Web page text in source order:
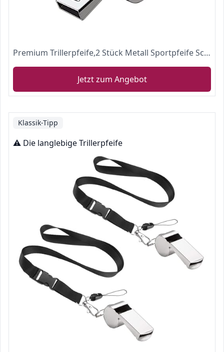
Premium Trillerpfeife,2 Stück Metall Sportpfeife Schiedsrichter pfeifen Signalpfeife,Edelstahl Pfeifen Whistle für Trainer mit Schlüsselband,für Schulsport,Fußball,Hundetraining,sportunterricht
Jetzt zum Angebot
Klassik-Tipp
⚠️ Die langlebige Trillerpfeife